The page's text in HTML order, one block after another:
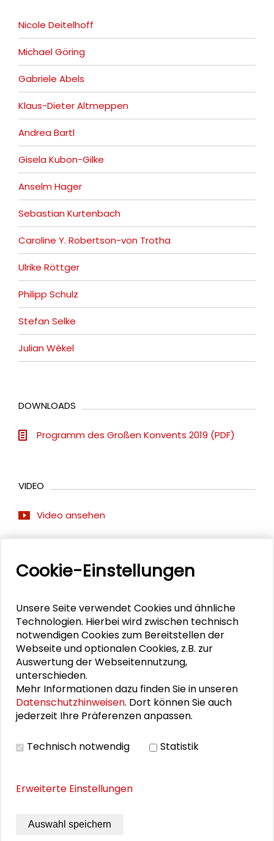
Nicole Deitelhoff
Michael Göring
Gabriele Abels
Klaus-Dieter Altmeppen
Andrea Bartl
Gisela Kubon-Gilke
Anselm Hager
Sebastian Kurtenbach
Caroline Y. Robertson-von Trotha
Ulrike Röttger
Philipp Schulz
Stefan Selke
Julian Wékel
DOWNLOADS
Programm des Großen Konvents 2019 (PDF)
VIDEO
Video ansehen
BILDERGALERIE
PUBLIKATIONEN
DU BIST NICHT ALLEIN. Öffentlicher Raum
im Dialog
Kommunikation und Kultur
Cookie-Einstellungen
Unsere Seite verwendet Cookies und ähnliche
Technologien. Hierbei wird zwischen technisch
notwendigen Cookies zum Bereitstellen der
Webseite und optionalen Cookies, z.B. zur
Auswertung der Webseitennutzung,
unterschieden.
Mehr Informationen dazu finden Sie in unseren
Datenschutzhinweisen. Dort können Sie auch
jederzeit Ihre Präferenzen anpassen.
Technisch notwendig Statistik
Erweiterte Einstellungen
Auswahl speichern